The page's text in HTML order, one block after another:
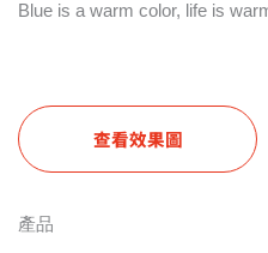
Blue is a warm color, life is
查看效果圖
產品